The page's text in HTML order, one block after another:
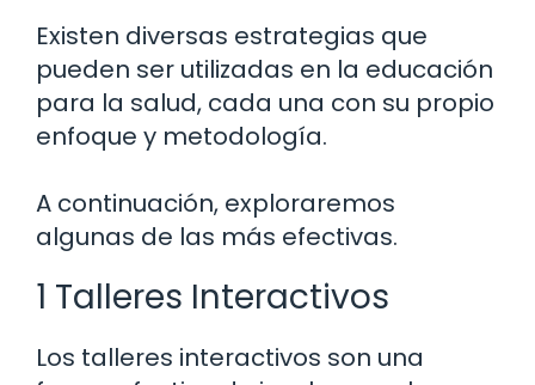
Existen diversas estrategias que
pueden ser utilizadas en la educación
para la salud, cada una con su propio
enfoque y metodología.
A continuación, exploraremos
algunas de las más efectivas.
1 Talleres Interactivos
Los talleres interactivos son una